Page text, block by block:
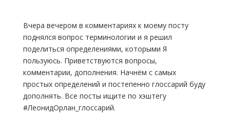
Вчера вечером в комментариях к моему посту
поднялся вопрос терминологии и я решил
поделиться определениями, которыми Я
пользуюсь. Приветствуются вопросы,
комментарии, дополнения. Начнём с самых
простых определений и постепенно глоссарий буду
дополнять. Все посты ищите по хэштегу
#ЛеонидОрлан_глоссарий.